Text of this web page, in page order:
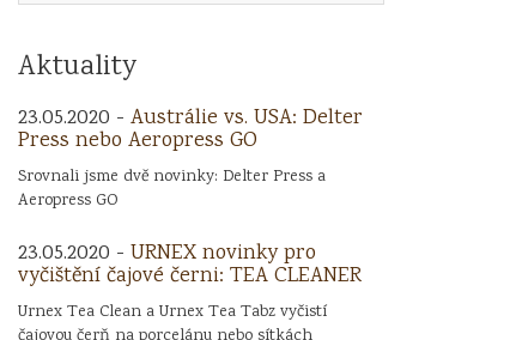
Aktuality
23.05.2020 - Austrálie vs. USA: Delter
Press nebo Aeropress GO
Srovnali jsme dvě novinky: Delter Press a
Aeropress GO
23.05.2020 - URNEX novinky pro
vyčištění čajové černi: TEA CLEANER
Urnex Tea Clean a Urnex Tea Tabz vyčistí